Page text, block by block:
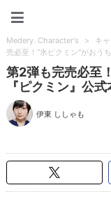
Medery. Character's > キ
売必至！“氷ピクミン”がおう
第2弾も完売必至
『ピクミン』公
伊東 ししゃも